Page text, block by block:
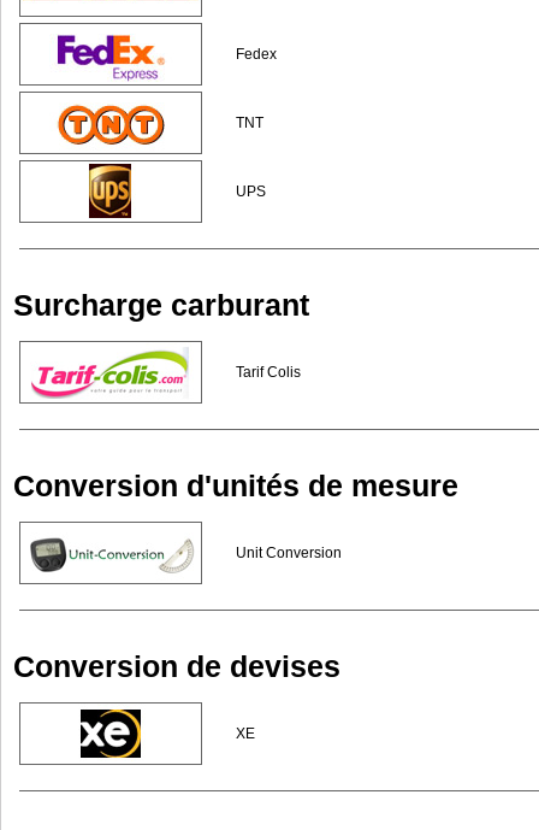
Fedex
TNT
UPS
Surcharge carburant
Tarif Colis
Conversion d'unités de mesure
Unit Conversion
Conversion de devises
XE